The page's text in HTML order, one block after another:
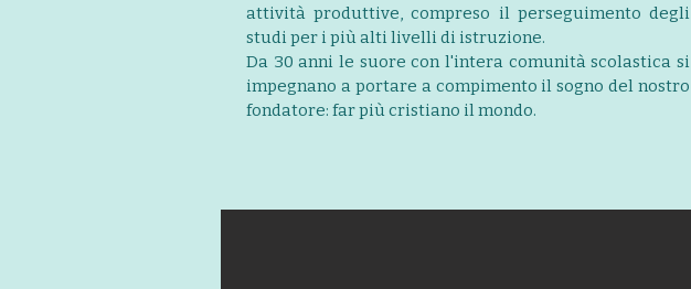
attività produttive, compreso il perseguimento degli
studi per i più alti livelli di istruzione.
Da 30 anni le suore con l'intera comunità scolastica si
impegnano a portare a compimento il sogno del nostro
fondatore: far più cristiano il mondo.